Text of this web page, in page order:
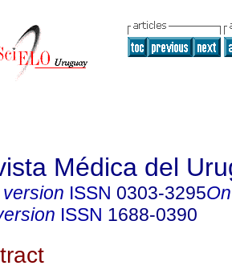
Médica del
ISSN 0303-3295
ISSN 1688-0390